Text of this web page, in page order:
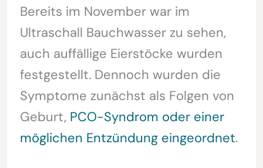
Bereits im November war im
Ultraschall Bauchwasser zu sehen,
auch auffällige Eierstöcke wurden
festgestellt. Dennoch wurden die
Symptome zunächst als Folgen von
Geburt, PCO-Syndrom oder einer
möglichen Entzündung eingeordnet.